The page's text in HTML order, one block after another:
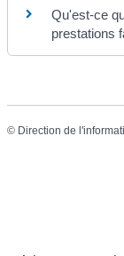
Qu'est-ce
prestations
© Direction de